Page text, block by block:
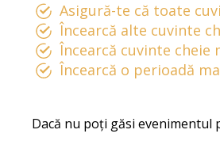
Asigură-te că toate
Încearcă alte cuvinte
Încearcă cuvinte cheie
Încearcă o perioadă
Dacă nu poți găsi